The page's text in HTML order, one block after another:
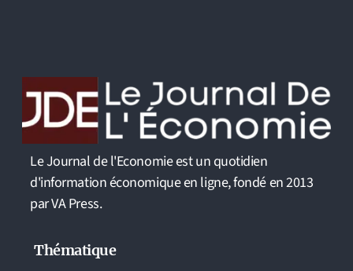
Le Journal de l'Economie est un quotidien
d'information économique en ligne, fondé en 2013
par VA Press.
Thématique